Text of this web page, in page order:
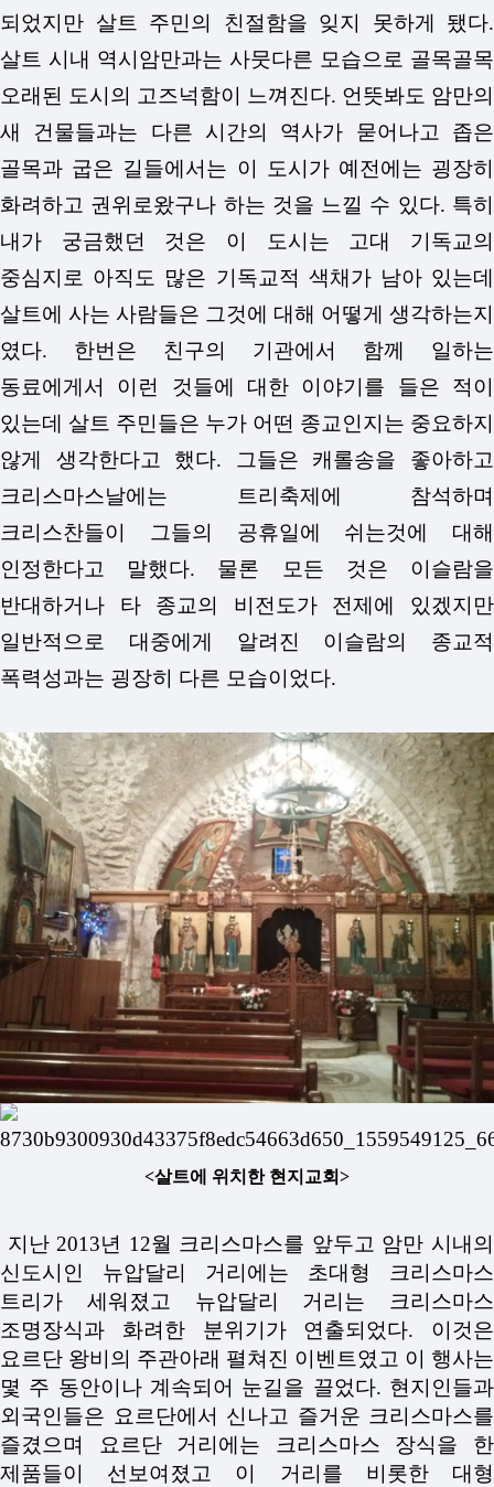
되었지만 살트 주민의 친절함을 잊지 못하게 됐다.
살트 시내 역시암만과는 사뭇다른 모습으로 골목골목
오래된 도시의 고즈넉함이 느껴진다. 언뜻봐도 암만의
새 건물들과는 다른 시간의 역사가 묻어나고 좁은
골목과 굽은 길들에서는 이 도시가 예전에는 굉장히
화려하고 권위로왔구나 하는 것을 느낄 수 있다. 특히
내가 궁금했던 것은 이 도시는 고대 기독교의
중심지로 아직도 많은 기독교적 색채가 남아 있는데
살트에 사는 사람들은 그것에 대해 어떻게 생각하는지
였다. 한번은 친구의 기관에서 함께 일하는
동료에게서 이런 것들에 대한 이야기를 들은 적이
있는데 살트 주민들은 누가 어떤 종교인지는 중요하지
않게 생각한다고 했다. 그들은 캐롤송을 좋아하고
크리스마스날에는 트리축제에 참석하며
크리스찬들이 그들의 공휴일에 쉬는것에 대해
인정한다고 말했다. 물론 모든 것은 이슬람을
반대하거나 타 종교의 비전도가 전제에 있겠지만
일반적으로 대중에게 알려진 이슬람의 종교적
폭력성과는 굉장히 다른 모습이었다.
<살트에 위치한 현지교회 >
지난 2013년 12월 크리스마스를 앞두고 암만 시내의
신도시인 뉴압달리 거리에는 초대형 크리스마스
트리가 세워졌고 뉴압달리 거리는 크리스마스
조명장식과 화려한 분위기가 연출되었다. 이것은
요르단 왕비의 주관아래 펼쳐진 이벤트였고 이 행사는
몇 주 동안이나 계속되어 눈길을 끌었다. 현지인들과
외국인들은 요르단에서 신나고 즐거운 크리스마스를
즐겼으며 요르단 거리에는 크리스마스 장식을 한
제품들이 선보여졌고 이 거리를 비롯한 대형